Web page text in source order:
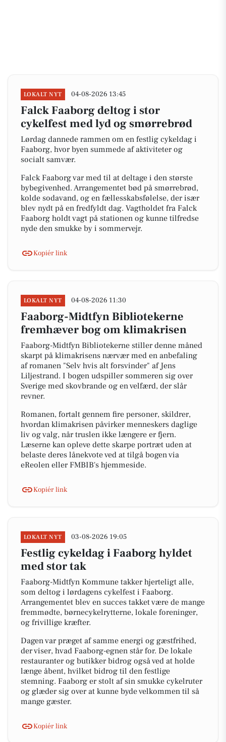
LOKALT NYT 04-08-2026 13:45
Falck Faaborg deltog i stor
cykelfest med lyd og smørrebrød
Lørdag dannede rammen om en festlig cykeldag i
Faaborg, hvor byen summede af aktiviteter og
socialt samvær.
Falck Faaborg var med til at deltage i den største
bybegivenhed. Arrangementet bød på smørrebrød,
kolde sodavand, og en fællesskabsfølelse, der især
blev nydt på en fredfyldt dag. Vagtholdet fra Falck
Faaborg holdt vagt på stationen og kunne tilfredse
nyde den smukke by i sommervejr.
Kopiér link
LOKALT NYT 04-08-2026 11:30
Faaborg-Midtfyn Bibliotekerne
fremhæver bog om klimakrisen
Faaborg-Midtfyn Bibliotekerne stiller denne måned
skarpt på klimakrisens nærvær med en anbefaling
af romanen "Selv hvis alt forsvinder" af Jens
Liljestrand. I bogen udspiller sommeren sig over
Sverige med skovbrande og en velfærd, der slår
revner.
Romanen, fortalt gennem fire personer, skildrer,
hvordan klimakrisen påvirker menneskers daglige
liv og valg, når truslen ikke længere er fjern.
Læserne kan opleve dette skarpe portræt uden at
belaste deres lånekvote ved at tilgå bogen via
eReolen eller FMBIB's hjemmeside.
Kopiér link
LOKALT NYT 03-08-2026 19:05
Festlig cykeldag i Faaborg hyldet
med stor tak
Faaborg-Midtfyn Kommune takker hjerteligt alle,
som deltog i lørdagens cykelfest i Faaborg.
Arrangementet blev en succes takket være de mange
fremmødte, børnecykelrytterne, lokale foreninger,
og frivillige kræfter.
Dagen var præget af samme energi og gæstfrihed,
der viser, hvad Faaborg-egnen står for. De lokale
restauranter og butikker bidrog også ved at holde
længe åbent, hvilket bidrog til den festlige
stemning. Faaborg er stolt af sin smukke cykelruter
og glæder sig over at kunne byde velkommen til så
mange gæster.
Kopiér link